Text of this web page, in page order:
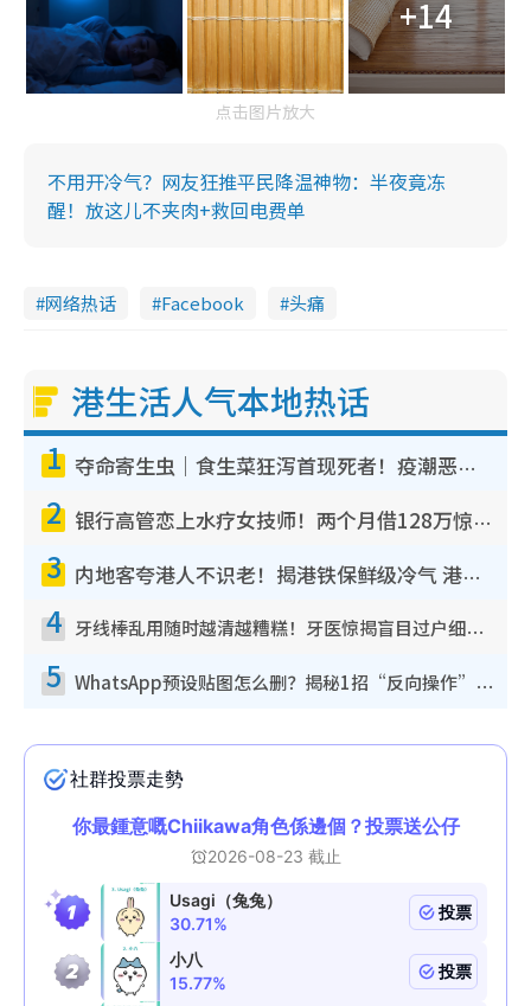
+14
点击图片放大
不用开冷气？网友狂推平民降温神物：半夜竟冻
醒！放这儿不夹肉+救回电费单
网络热话 Facebook 头痛
港生活人气本地热话
1 夺命寄生虫｜食生菜狂泻首现死者！疫潮恶化录1.8万宗病例 揭洗菜3大谬误
2 银行高管恋上水疗女技师！两个月借128万惊觉“沉船”沉落火海 揭背后疑似邪教操控卖淫
3 内地客夸港人不识老！揭港铁保鲜级冷气 港人求放过：别投诉
4 牙线棒乱用随时越清越糟糕！牙医惊揭盲目过户细菌恐致蛀牙：这种才是日常真保养
5 WhatsApp预设贴图怎么删？揭秘1招“反向操作”还原简洁界面 附3步实测教程